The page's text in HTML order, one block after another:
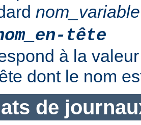
nom_variable
tête
à la
dont le nom
de